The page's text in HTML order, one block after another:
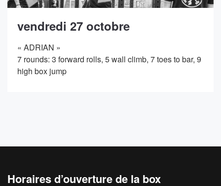
vendredi 27 octobre
« ADRIAN »
7 rounds: 3 forward rolls, 5 wall climb, 7 toes to bar, 9
high box jump
Horaires d’ouverture de la box